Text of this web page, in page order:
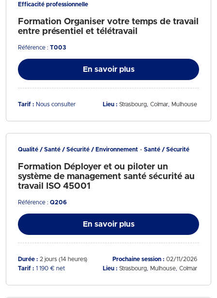
Efficacité professionnelle
Formation Organiser votre temps de travail
entre présentiel et télétravail
Référence : T003
En savoir plus
Tarif : Nous consulter Lieu : Strasbourg Colmar Mulhouse
Qualité / Santé / Sécurité / Environnement Santé / Sécurité
Formation Déployer et ou piloter un
système de management santé sécurité au
travail ISO 45001
Référence : Q206
En savoir plus
Durée : 2 jours (14 heures) Prochaine session : 02/11/2026
Tarif : 1 190 € net Lieu : Strasbourg Mulhouse Colmar